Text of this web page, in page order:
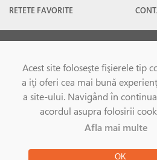
Acest site foloseşte fişierele tip
a iţi oferi cea mai bună
a site-ului. Navigând în
acordul asupra folosirii
Afla mai multe
OK
RETETE FAVORITE
©Gatesc.ro 2026